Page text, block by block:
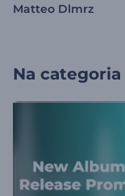
Matteo Dlmrz
Na categoria